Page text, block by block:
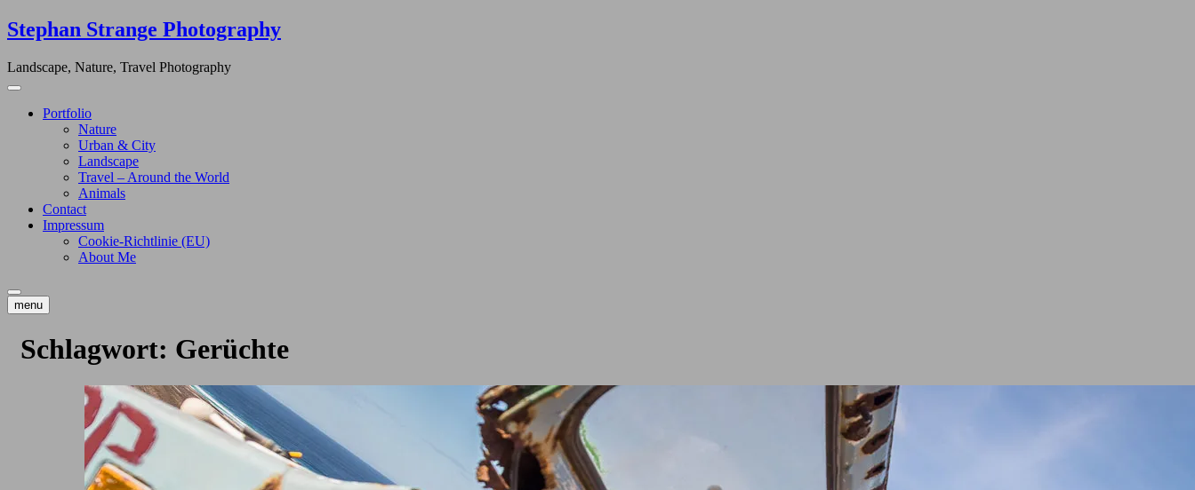
Skip
to
Stephan Strange Photography
Landscape, Nature, Travel Photography
Portfolio
Nature
Urban & City
Landscape
Travel – Around the World
Animals
Contact
Impressum
Cookie-Richtlinie (EU)
About Me
menu
Schlagwort: Gerüchte